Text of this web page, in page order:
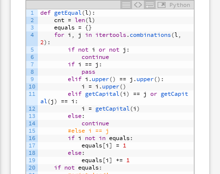
Python
1
2
3
4
5
6
7
8
9
10
11
12
13
14
15
16
17
18
19
20
def getEqual(l) :
cnt = len(l)
equals = {}
for i , j in itertools.combinations(l,
2) :
if not i or not j :
continue
if i == j :
pass
elif i .upper() == j .upper() :
i = i .upper()
elif getCapital(i) == j or getCapit
al(j) == i :
i = getCapital(i)
else:
continue
#else i == j
if i not in equals:
equals[i] = 1
else:
equals[i] += 1
if not equals: